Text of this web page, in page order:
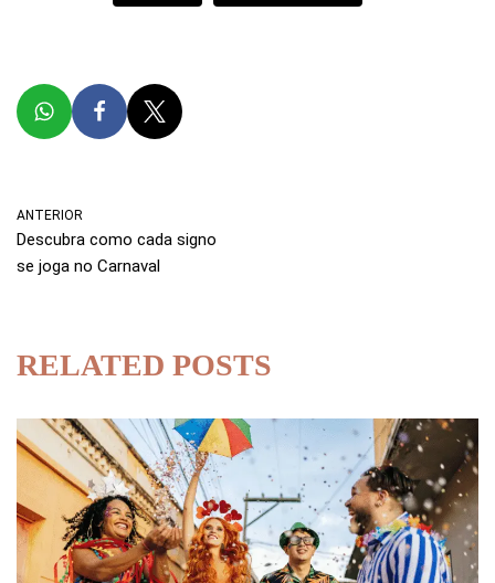
ANTERIOR
Descubra como cada signo
se joga no Carnaval
RELATED POSTS